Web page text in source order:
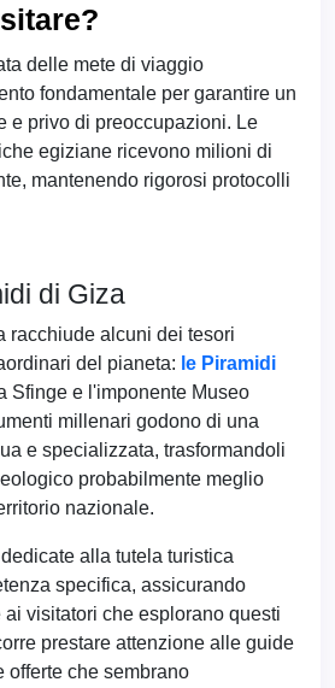
delle mete di viaggio
fondamentale per garantire un
e privo di preoccupazioni. Le
egiziane ricevono milioni di
mantenendo rigorosi protocolli
di Giza
racchiude alcuni dei tesori
del pianeta: le Piramidi
Sfinge e l'imponente Museo
millenari godono di una
e specializzata, trasformandoli
probabilmente meglio
nazionale.
alla tutela turistica
specifica, assicurando
ai visitatori che esplorano questi
prestare attenzione alle guide
offerte che sembrano